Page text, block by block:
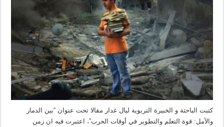
كتبت الباحثة و الخبيرة التربوية ليال غدار مقالا تحت عنوان “بين الدمار
والأمل: قوة التعلم والتطوير في أوقات الحرب”، اعتبرت فيه ان زمن